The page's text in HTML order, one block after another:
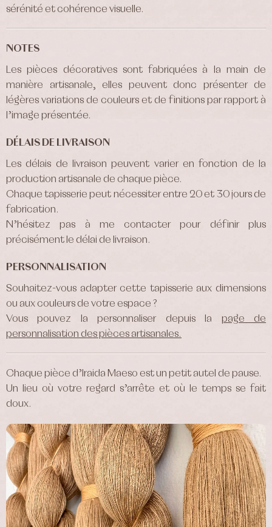
sérénité et cohérence visuelle.
NOTES
Les pièces décoratives sont fabriquées à la main de
manière artisanale, elles peuvent donc présenter de
légères variations de couleurs et de finitions par rapport à
l’image présentée.
DÉLAIS DE LIVRAISON
Les délais de livraison peuvent varier en fonction de la
production artisanale de chaque pièce.
Chaque tapisserie peut nécessiter entre 20 et 30 jours de
fabrication.
N’hésitez pas à me contacter pour définir plus
précisément le délai de livraison.
PERSONNALISATION
Souhaitez-vous adapter cette tapisserie aux dimensions
ou aux couleurs de votre espace ?
Vous pouvez la personnaliser depuis la page de
personnalisation des pièces artisanales.
Chaque pièce d’Iraida Maeso est un petit autel de pause.
Un lieu où votre regard s’arrête et où le temps se fait
doux.